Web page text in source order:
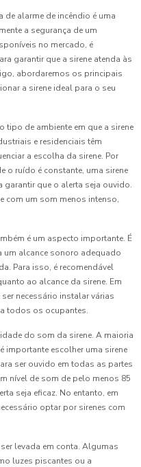
de alarme de incêndio é uma
a segurança de um
no mercado, é
garantir que a sirene atenda às
abordaremos os principais
a sirene ideal para o seu
tipo de ambiente em que a sirene
e residenciais têm
a escolha da sirene. Por
o ruído é constante, uma sirene
garantir que o alerta seja ouvido.
com um som menos intenso,
é um aspecto importante. É
um alcance sonoro adequado
Para isso, é recomendável
ao alcance da sirene. Em
necessário instalar várias
todos os ocupantes.
do som da sirene. A maioria
importante escolher uma sirene
ser ouvido em todas as partes
nível de som de pelo menos 85
seja eficaz. No entanto, em
optar por sirenes com
levada em conta. Algumas
luzes piscantes ou a